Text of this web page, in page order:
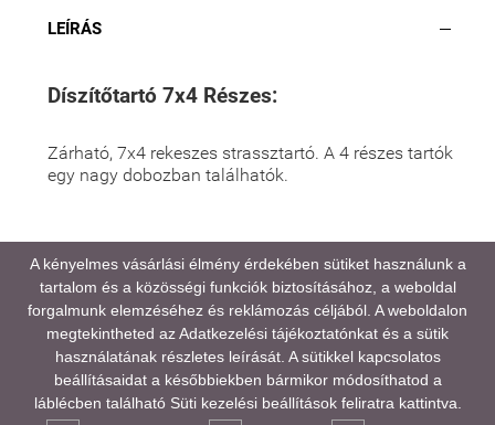
LEÍRÁS
Díszítőtartó 7x4 Részes:
Zárható, 7x4 rekeszes strassztartó. A 4 részes tartók
egy nagy dobozban találhatók.
A médiatartalmainkban megjelenő színek eltérhetnek
a valóságtól, kijelző és monitor beállításaitól,
valamint a környezeti fényviszonyoktól függően.
GYAKORI KÉRDÉSEK (FAQ)
A kényelmes vásárlási élmény érdekében sütiket használunk a
tartalom és a közösségi funkciók biztosításához, a weboldal
forgalmunk elemzéséhez és reklámozás céljából. A weboldalon
megtekintheted azAdatkezelési tájékoztatónkat és a sütik
használatának részletes leírását. A sütikkel kapcsolatos
beállításaidat a későbbiekben bármikor módosíthatod a
láblécben található Süti kezelési beállítások feliratra kattintva.